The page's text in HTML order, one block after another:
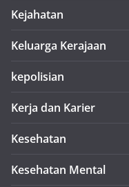
Kejahatan
Keluarga Kerajaan
kepolisian
Kerja dan Karier
Kesehatan
Kesehatan Mental